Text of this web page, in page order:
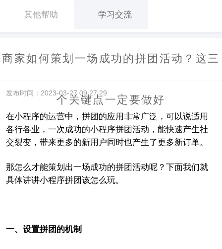
其他帮助 学习交流
商家如何策划一场成功的拼团活动？这三
个关键点一定要做好
发布时间：2023-03-27 09:27:29
在小程序的运营中，拼团的应用非常广泛，可以说适用
各行各业，一次成功的小程序拼团活动，能快速产生社
交裂变，带来更多的新用户同时也产生了更多新订单。
那怎么才能策划出一场成功的拼团活动呢？下面我们就
具体讲讲小程序拼团该怎么玩。
一、设置拼团的机制